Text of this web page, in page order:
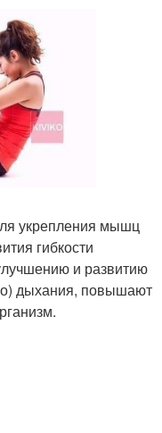
укрепления мышц
гибкости
и развитию
дыхания, повышают